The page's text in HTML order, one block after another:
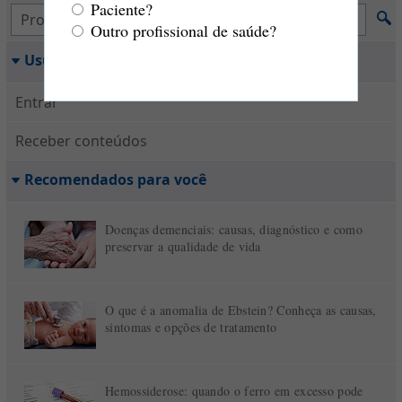
Paciente?
Outro profissional de saúde?
Usuário
Entrar
Receber conteúdos
Recomendados para você
Doenças demenciais: causas, diagnóstico e como
preservar a qualidade de vida
O que é a anomalia de Ebstein? Conheça as causas,
sintomas e opções de tratamento
Hemossiderose: quando o ferro em excesso pode